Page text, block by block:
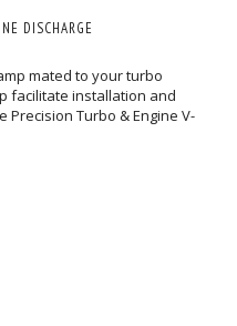
DISCHARGE
mated to your turbo
facilitate installation and
Turbo & Engine V-